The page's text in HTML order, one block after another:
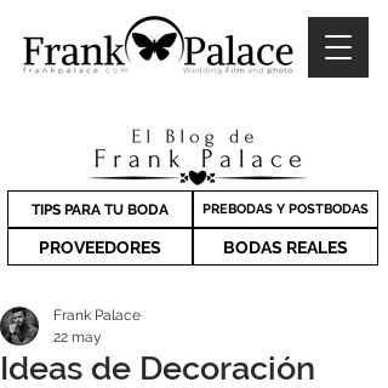
TIPS PARA TU BODA PREBODAS Y POSTBODAS
PROVEEDORES BODAS REALES
Ideas de Decoración
Frank Palace
22 may